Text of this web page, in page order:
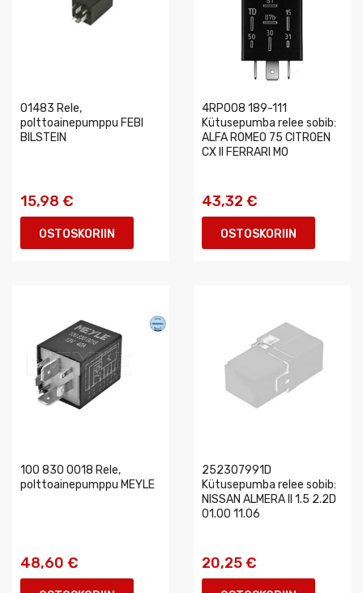
01483 Rele,
polttoainepumppu FEBI
BILSTEIN
15,98 €
OSTOSKORIIN
4RP008 189-111
Kütusepumba relee sobib:
ALFA ROMEO 75 CITROEN
CX II FERRARI MO
43,32 €
OSTOSKORIIN
100 830 0018 Rele,
polttoainepumppu MEYLE
48,60 €
252307991D
Kütusepumba relee sobib:
NISSAN ALMERA II 1.5 2.2D
01.00 11.06
20,25 €